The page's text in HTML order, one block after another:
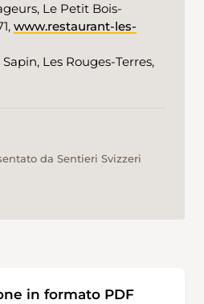
Le Petit Bois-
www.restaurant-les-
Les Rouges-Terres,
da Sentieri Svizzeri
in formato PDF